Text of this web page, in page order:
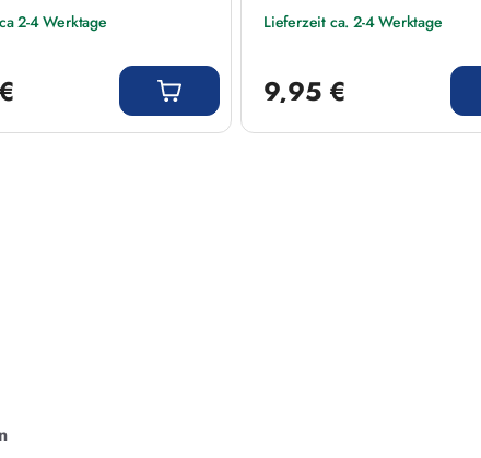
2-4 Werktage Lieferzeit ca. 2-4 Werktage
9,95 €